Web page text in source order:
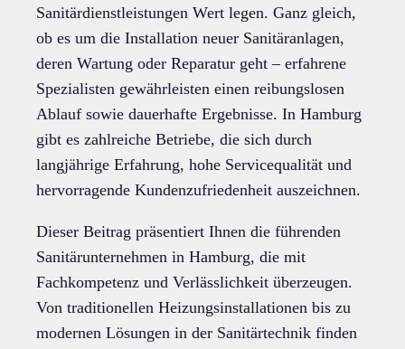
Sanitärdienstleistungen Wert legen. Ganz gleich,
ob es um die Installation neuer Sanitäranlagen,
deren Wartung oder Reparatur geht – erfahrene
Spezialisten gewährleisten einen reibungslosen
Ablauf sowie dauerhafte Ergebnisse. In Hamburg
gibt es zahlreiche Betriebe, die sich durch
langjährige Erfahrung, hohe Servicequalität und
hervorragende Kundenzufriedenheit auszeichnen.
Dieser Beitrag präsentiert Ihnen die führenden
Sanitärunternehmen in Hamburg, die mit
Fachkompetenz und Verlässlichkeit überzeugen.
Von traditionellen Heizungsinstallationen bis zu
modernen Lösungen in der Sanitärtechnik finden